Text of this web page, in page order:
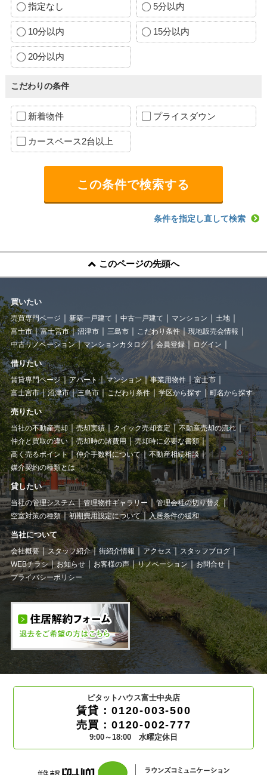
指定なし 5分以内
10分以内 15分以内
20分以内
こだわりの条件
新着物件 プライスダウン
カースペース2台以上
条件を指定し直して検索
このページの先頭へ
買いたい
売買専門ページ 新築一戸建て 中古一戸建て マンション
土地
富士市
富士宮市 沼津市 三島市 こだわり条件
現地販売会情報
中古リノベーション
マンションカタログ 会員登録 ログイン
借りたい
賃貸専門ページ アパート マンション 事業用物件
富士市
富士宮市
沼津市 三島市 こだわり条件 学区から探す 町名から探す
売りたい
当社の不動産売却 売却実績 クイック売却査定
不動産売却の流れ
仲介と買取の違い
売却時の諸費用
売却時に必要な書類
高く売るポイント
仲介手数料について
不動産相続相談
媒介契約の種類とは
貸したい
当社の管理システム 管理物件ギャラリー
管理会社の切り替え
空室対策の種類
初期費用設定について 入居条件の緩和
当社について
会社概要 スタッフ紹介 街紹介情報 アクセス
スタッフブログ
WEBチラシ
お知らせ お客様の声 リノベーション
お問合せ
プライバシーポリシー
ピタットハウス富士中央店
賃貸：0120-003-500
売買：0120-002-777
9:00～18:00 水曜定休日